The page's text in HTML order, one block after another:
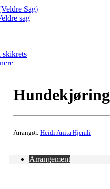
Sag)
sag
skikrets
Hundekjøring
Arrangør: Heidi Anita Hjemli
Arrangement